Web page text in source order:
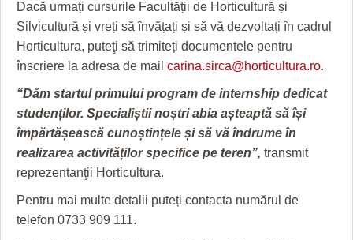
JUSTITIE
FILME DOCUMENTARE
CLIPURI VIDEO
JOCURI ONLINE
DIVERSE
FARMACII DIN TIMIŞOARA
HARTA TIMIŞOAREI
Dacă urmați cursurile Facultății de Horticultură și
Silvicultură și vreți să învățați și să vă dezvoltați în cadrul
Horticultura, puteţi să trimiteți documentele pentru
înscriere la adresa de mail carina.sirca@horticultura.ro.
“Dăm startul primului program de internship dedicat
studenților. Specialiștii noștri abia așteaptă să își
împărtășească cunoștințele și să vă îndrume în
realizarea activităților specifice pe teren”, transmit
reprezentanţii Horticultura.
Pentru mai multe detalii puteți contacta numărul de
telefon 0733 909 111.